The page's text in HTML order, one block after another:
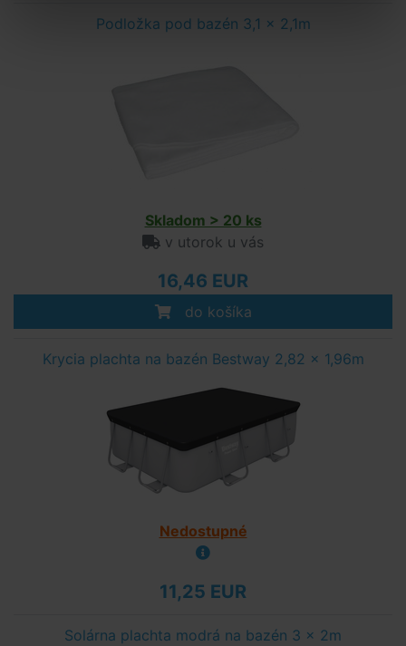
Podložka pod bazén 3,1 x 2,1m
Skladom > 20 ks
v utorok u vás
16,46 EUR
do košíka
Krycia plachta na bazén Bestway 2,82 x 1,96m
Nedostupné
11,25 EUR
Solárna plachta modrá na bazén 3 x 2m